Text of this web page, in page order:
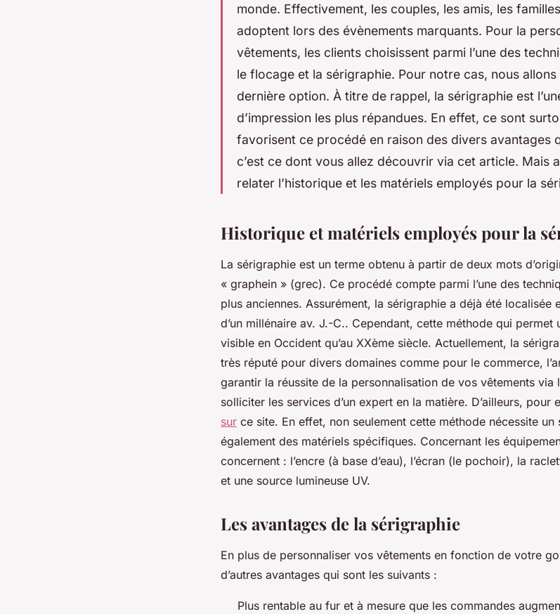
monde. Effectivement, les couples, les amis, les
adoptent lors des évènements marquants. Pour la
vêtements, les clients choisissent parmi l’une des
le flocage et la sérigraphie. Pour notre cas, nous
dernière option. À titre de rappel, la sérigraphie est
d’impression les plus répandues. En effet, ce sont
favorisent ce procédé en raison des divers avantages
c’est ce dont vous allez découvrir via cet article. Mais
relater l’historique et les matériels employés pour la
Historique et matériels employés pour la
La sérigraphie est un terme obtenu à partir de deux mots
« graphein » (grec). Ce procédé compte parmi l’une des
plus anciennes. Assurément, la sérigraphie a déjà été localisée
d’un millénaire av. J.-C.. Cependant, cette méthode qui permet
visible en Occident qu’au XXème siècle. Actuellement, la
très réputé pour divers domaines comme pour le commerce,
garantir la réussite de la personnalisation de vos vêtements via
solliciter les services d’un expert en la matière. D’ailleurs, pour
sur ce site. En effet, non seulement cette méthode nécessite
également des matériels spécifiques. Concernant les
concernent : l’encre (à base d’eau), l’écran (le pochoir), la
et une source lumineuse UV.
Les avantages de la sérigraphie
En plus de personnaliser vos vêtements en fonction de votre
d’autres avantages qui sont les suivants :
Plus rentable au fur et à mesure que les commandes